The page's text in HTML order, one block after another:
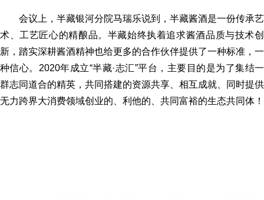
会议上，半藏银河分院马瑞乐说到，半藏酱酒是一份传承艺
术、工艺匠心的精酿品。半藏始终执着追求酱酒品质与技术创
新，踏实深耕酱酒精神也给更多的合作伙伴提供了一种标准，一
种信心。2020年成立“半藏·志汇”平台，主要目的是为了集结一
群志同道合的精英，共同搭建的资源共享、相互成就、同时提供
无力跨界大消费领域创业的、利他的、共同富裕的生态共同体！